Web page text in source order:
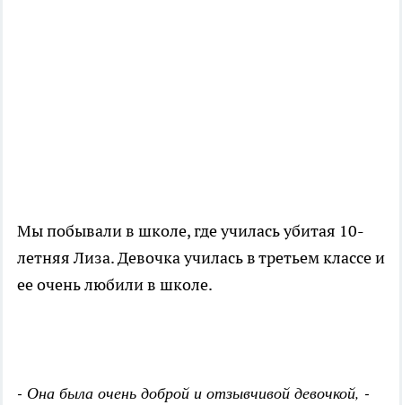
Мы побывали в школе, где училась убитая 10-
летняя Лиза. Девочка училась в третьем классе и
ее очень любили в школе.
- Она была очень доброй и отзывчивой девочкой, -